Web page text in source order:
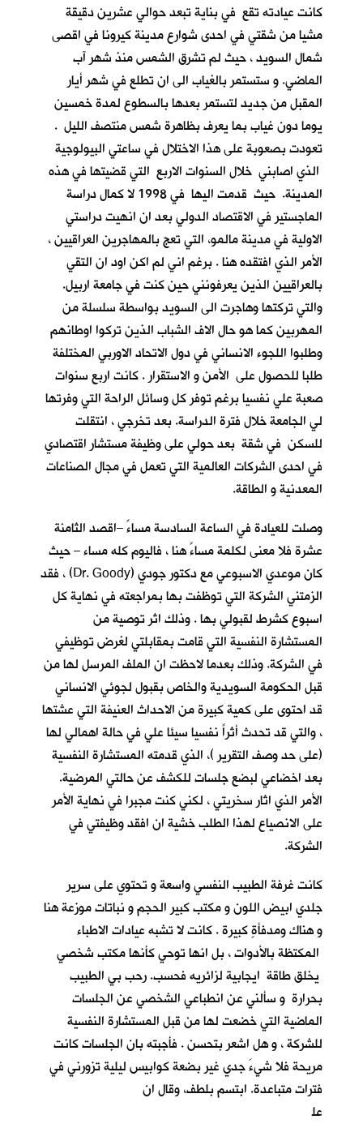
كانت عيادته تقع في بناية تبعد حوالي عشرين دقيقة
مشيا من شقتي في احدى شوارع مدينة كيرونا في اقصى
شمال السويد ، حيث لم تشرق الشمس منذ شهر آب
الماضي. و ستستمر بالغياب الى ان تطلع في شهر أيار
المقبل من جديد لتستمر بعدها بالسطوع لمدة خمسين
يوما دون غياب بما يعرف بظاهرة شمس منتصف الليل .
تعودت بصعوبة على هذا الاختلال في ساعتي البيولوجية
الذي اصابني خلال السنوات الاربع التي قضيتها في هذه
المدينة. حيث قدمت اليها في 1998 لا كمال دراسة
الماجستير في الاقتصاد الدولي بعد ان انهيت دراستي
الاولية في مدينة مالمو، التي تعج بالمهاجرين العراقيين ،
الأمر الذي افتقده هنا . برغم اني لم اكن اود ان التقي
بالعراقيين الذين يعرفونني حين كنت في جامعة اربيل.
والتي تركتها وهاجرت الى السويد بواسطة سلسلة من
المهربين كما هو حال الاف الشباب الذين تركوا اوطانهم
وطلبوا اللجوء الانساني في دول الاتحاد الاوربي المختلفة
طلبا للحصول على الأمن و الاستقرار . كانت اربع سنوات
صعبة علي نفسيا برغم توفر كل وسائل الراحة التي وفرتها
لي الجامعة خلال فترة الدراسة. بعد تخرجي ، انتقلت
للسكن في شقة بعد حولي على وظيفة مستشار اقتصادي
في احدى الشركات العالمية التي تعمل في مجال الصناعات
المعدنية و الطاقة.
وصلت للعيادة في الساعة السادسة مساءً –اقصد الثامنة
عشرة فلا معنى لكلمة مساءً هنا ، فاليوم كله مساء – حيث
كان موعدي الاسبوعي مع دكتور جودي (Dr. Goody) ، فقد
الزمتني الشركة التي توظفت بها بمراجعته في نهاية كل
اسبوع كشرط لقبولي بها . وذلك اثر توصية من
المستشارة النفسية التي قامت بمقابلتي لغرض توظيفي
في الشركة. وذلك بعدما لاحظت ان الملف المرسل لها من
قبل الحكومة السويدية والخاص بقبول لجوئي الانساني
قد احتوى على كمية كبيرة من الاحداث العنيفة التي عشتها
، والتي قد تحدث أثراً نفسيا سيئا علي في حالة اهمالي لها
(على حد وصف التقرير )، الذي قدمته المستشارة النفسية
بعد اخضاعي لبضع جلسات للكشف عن حالتي المرضية.
الأمر الذي اثار سخريتي ، لكني كنت مجبرا في نهاية الأمر
على الانصياع لهذا الطلب خشية ان افقد وظيفتي في
الشركة.
كانت غرفة الطبيب النفسي واسعة و تحتوي على سرير
جلدي ابيض اللون و مكتب كبير الحجم و نباتات موزعة هنا
و هناك ومدفأةٍ كبيرة . كانت لا تشبه عيادات الاطباء
المكتظة بالأدوات ، بل انها توحي كأنها مكتب شخصي
يخلق طاقة ايجابية لزائريه فحسب. رحب بي الطبيب
بحرارة و سألني عن انطباعي الشخصي عن الجلسات
الماضية التي خضعت لها من قبل المستشارة النفسية
للشركة ، و هل اشعر بتحسن . فأجبته بان الجلسات كانت
مريحة فلا شيءَ جدي غير بضعة كوابيس ليلية تزورني في
فترات متباعدة. ابتسم بلطف، وقال ان
عل